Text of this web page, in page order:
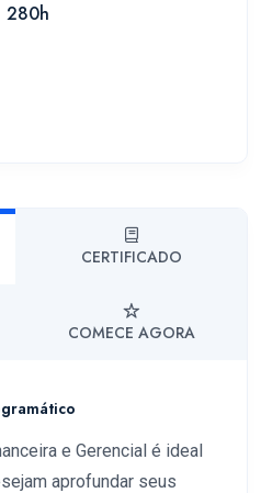
280h
CERTIFICADO
COMECE AGORA
e Gerencial é ideal
aprofundar seus